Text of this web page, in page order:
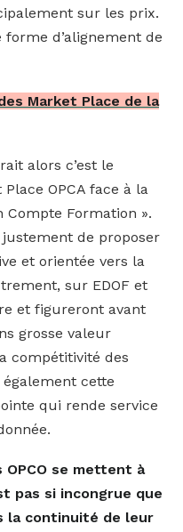
sur les prix.
d’alignement de
Market Place de la
alors c’est le
OPCA face à la
Compte Formation ».
de proposer
et orientée vers la
sur EDOF et
et figureront avant
grosse valeur
compétitivité des
cette
qui rende service
OPCO se mettent à
pas si incongrue que
la continuité de leur